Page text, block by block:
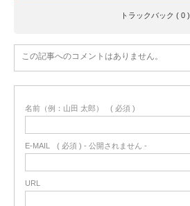
トラックバック ( 0 )
この記事へのコメントはありません。
名前（例：山田 太郎） ( 必須 )
E-MAIL ( 必須 ) - 公開されません -
URL